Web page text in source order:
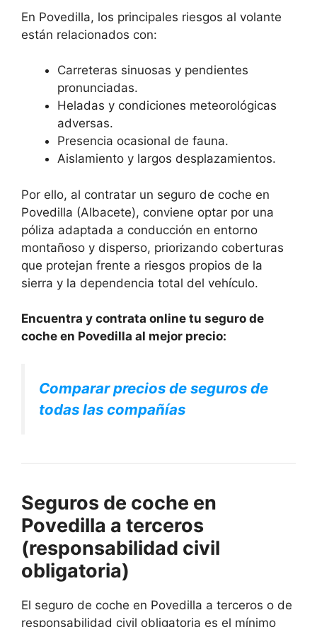
En Povedilla, los principales riesgos al volante
están relacionados con:
Carreteras sinuosas y pendientes
pronunciadas.
Heladas y condiciones meteorológicas
adversas.
Presencia ocasional de fauna.
Aislamiento y largos desplazamientos.
Por ello, al contratar un seguro de coche en
Povedilla (Albacete), conviene optar por una
póliza adaptada a conducción en entorno
montañoso y disperso, priorizando coberturas
que protejan frente a riesgos propios de la
sierra y la dependencia total del vehículo.
Encuentra y contrata online tu seguro de
coche en Povedilla al mejor precio:
Comparar precios de seguros de
todas las compañías
Seguros de coche en
Povedilla a terceros
(responsabilidad civil
obligatoria)
El seguro de coche en Povedilla a terceros o de
responsabilidad civil obligatoria es el mínimo